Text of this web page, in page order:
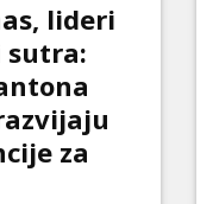
lideri
sutra:
za